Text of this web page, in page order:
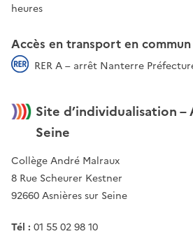
heures
Accès en transport en commun
RER A – arrêt Nanterre
Site d’individualisation –
Seine
Collège André Malraux
8 Rue Scheurer Kestner
92660 Asnières sur Seine
Tél : 01 55 02 98 10